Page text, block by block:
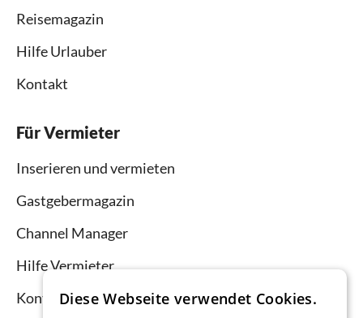
Reisemagazin
Hilfe Urlauber
Kontakt
Für Vermieter
Inserieren und vermieten
Gastgebermagazin
Channel Manager
Hilfe Vermieter
KontaktDiese Webseite verwendet Cookies.